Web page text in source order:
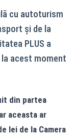
cu autoturism
și de la
PLUS a
la acest moment
din partea
aceasta ar
lei de la Camera